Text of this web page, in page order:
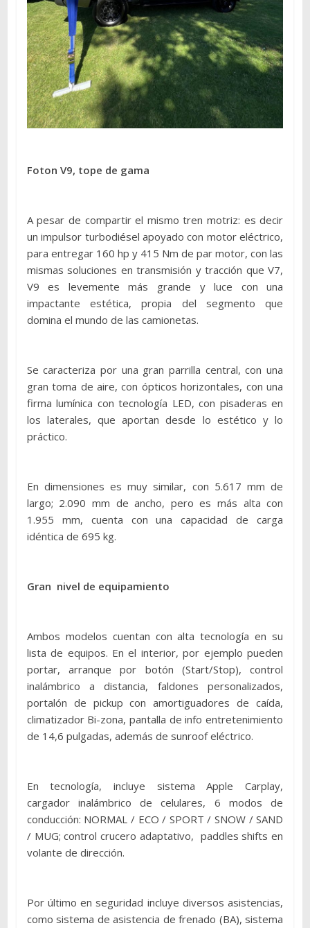
Foton V9, tope de gama
A pesar de compartir el mismo tren motriz: es decir
un impulsor turbodiésel apoyado con motor eléctrico,
para entregar 160 hp y 415 Nm de par motor, con las
mismas soluciones en transmisión y tracción que V7,
V9 es levemente más grande y luce con una
impactante estética, propia del segmento que
domina el mundo de las camionetas.
Se caracteriza por una gran parrilla central, con una
gran toma de aire, con ópticos horizontales, con una
firma lumínica con tecnología LED, con pisaderas en
los laterales, que aportan desde lo estético y lo
práctico.
En dimensiones es muy similar, con 5.617 mm de
largo; 2.090 mm de ancho, pero es más alta con
1.955 mm, cuenta con una capacidad de carga
idéntica de 695 kg.
Gran nivel de equipamiento
Ambos modelos cuentan con alta tecnología en su
lista de equipos. En el interior, por ejemplo pueden
portar, arranque por botón (Start/Stop), control
inalámbrico a distancia, faldones personalizados,
portalón de pickup con amortiguadores de caída,
climatizador Bi-zona, pantalla de info entretenimiento
de 14,6 pulgadas, además de sunroof eléctrico.
En tecnología, incluye sistema Apple Carplay,
cargador inalámbrico de celulares, 6 modos de
conducción: NORMAL / ECO / SPORT / SNOW / SAND
/ MUG; control crucero adaptativo, paddles shifts en
volante de dirección.
Por último en seguridad incluye diversos asistencias,
como sistema de asistencia de frenado (BA), sistema